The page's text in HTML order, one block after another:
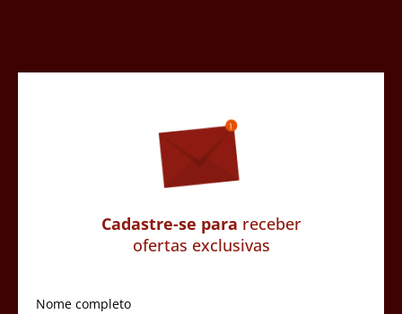
Cadastre-se para receber
ofertas exclusivas
Nome completo